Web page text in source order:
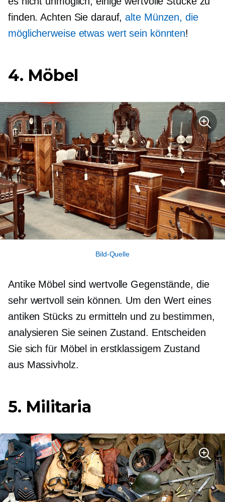
finden. Achten Sie darauf,alte Münzen, die
möglicherweise etwas wert sein könnten!
4. Möbel
Bild-Quelle
Antike Möbel sind wertvolle Gegenstände, die
sehr wertvoll sein können. Um den Wert eines
antiken Stücks zu ermitteln und zu bestimmen,
analysieren Sie seinen Zustand. Entscheiden
Sie sich für Möbel in erstklassigem Zustand
aus Massivholz.
5. Militaria